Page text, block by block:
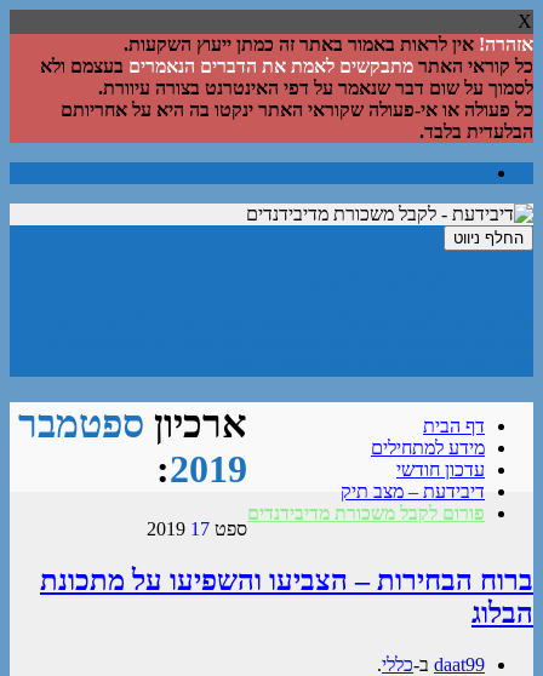
X
אזהרה! אין לראות באמור באתר זה כמתן ייעוץ השקעות.
כל קוראי האתר מתבקשים לאמת את הדברים הנאמרים בעצמם ולא
לסמוך על שום דבר שנאמר על דפי האינטרנט בצורה עיוורת.
כל פעולה או אי-פעולה שקוראי האתר ינקטו בה היא על אחריותם
הבלעדית בלבד.
החלף ניווט
דף הבית
מידע למתחילים
עדכון חודשי
דיבידעת – מצב תיק
פורום לקבל משכורת מדיבידנדים
ארכיון ספטמבר
2019
:
ספט 17
2019
ברוח הבחירות – הצביעו והשפיעו על מתכונת
הבלוג
daat99 ב-כללי.